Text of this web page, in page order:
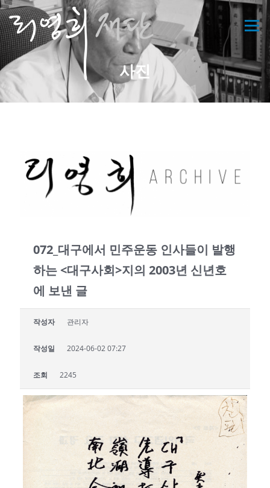
콘
텐
츠
로
바
로
가
기
메뉴
사진
072_대구에서 민주운동 인사들이 발행
하는 <대구사회>지의 2003년 신년호
에 보낸 글
작성자 관리자
작성일 2024-06-02 07:27
조회 2245